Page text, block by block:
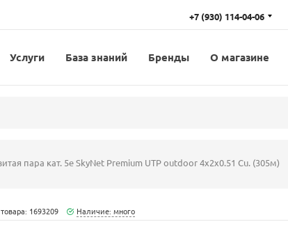
+7 (930) 114-04-06
Услуги База знаний Бренды О магазине
пара кат. 5е SkyNet Premium UTP outdoor 4x2x0.51 Cu. (305м)
1693209 Наличие: много